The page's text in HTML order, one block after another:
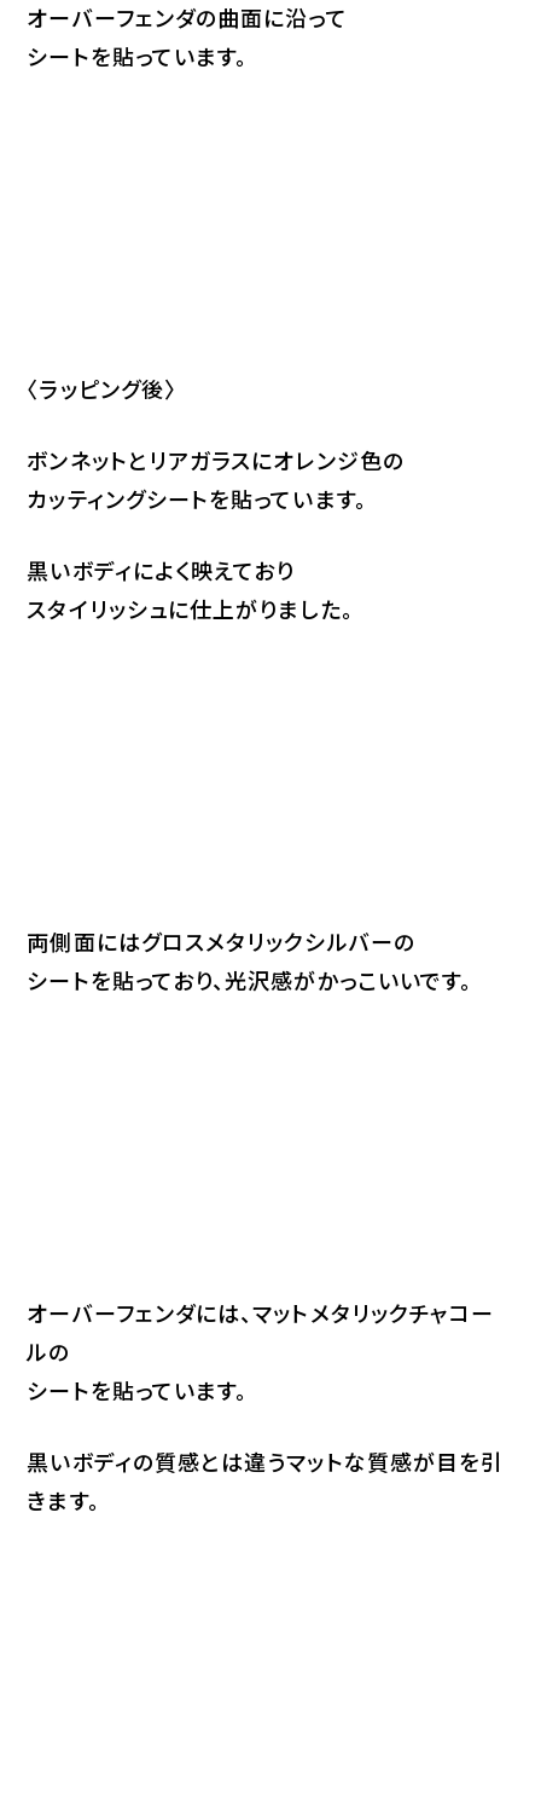
オーバーフェンダの曲面に沿って
シートを貼っています。
〈ラッピング後〉
ボンネットとリアガラスにオレンジ色の
カッティングシートを貼っています。
黒いボディによく映えており
スタイリッシュに仕上がりました。
両側面にはグロスメタリックシルバーの
シートを貼っており、光沢感がかっこいいです。
オーバーフェンダには、マットメタリックチャコー
ルの
シートを貼っています。
黒いボディの質感とは違うマットな質感が目を引
きます。